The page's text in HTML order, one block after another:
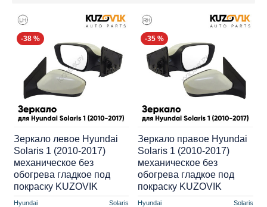
-38 %
Hyundai Solaris
Зеркало левое Hyundai
Solaris 1 (2010-2017)
механическое без
обогрева гладкое под
покраску KUZOVIK
-35 %
Hyundai Solaris
Зеркало правое Hyundai
Solaris 1 (2010-2017)
механическое без
обогрева гладкое под
покраску KUZOVIK